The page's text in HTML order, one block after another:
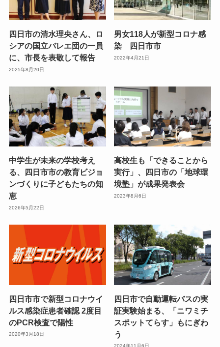
四日市の清水理央さん、ロ
シアの国立バレエ団の一員
に、市長を表敬して報告
2025年8月20日
男女118人が新型コロナ感
染 四日市市
2022年4月21日
中学生が未来の学校考え
る、四日市市の教育ビジョ
ンづくりに子どもたちの知
恵
2026年5月22日
高校生も「できることから
実行」、四日市の「地球環
境塾」が成果発表会
2023年8月6日
四日市市で新型コロナウイ
ルス感染症患者確認 2度目
のPCR検査で陽性
2020年3月18日
四日市で自動運転バスの実
証実験始まる、「ニワミチ
スポットてらす」もにぎわ
う
2024年11月6日